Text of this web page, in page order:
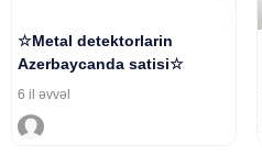
☆Metal detektorlarin
Azerbaycanda satisi☆
6 il əvvəl